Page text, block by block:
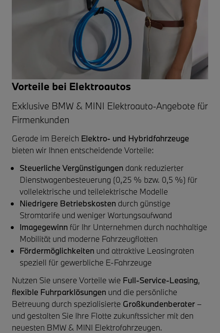
Vorteile bei Elektroautos
Exklusive BMW & MINI Elektroauto-Angebote für
Firmenkunden
Gerade im Bereich Elektro- und Hybridfahrzeuge
bieten wir Ihnen entscheidende Vorteile:
Steuerliche Vergünstigungen dank reduzierter
Dienstwagenbesteuerung (0,25 % bzw. 0,5 %) für
vollelektrische und teilelektrische Modelle
Niedrigere Betriebskosten durch günstige
Stromtarife und weniger Wartungsaufwand
Imagegewinn für Ihr Unternehmen durch nachhaltige
Mobilität und moderne Fahrzeugflotten
Fördermöglichkeiten und attraktive Leasingraten
speziell für gewerbliche E-Fahrzeuge
Nutzen Sie unsere Vorteile wie Full-Service-Leasing,
flexible Fuhrparklösungen und die persönliche
Betreuung durch spezialisierte Großkundenberater–
und gestalten Sie Ihre Flotte zukunftssicher mit den
neuesten BMW & MINI Elektrofahrzeugen.